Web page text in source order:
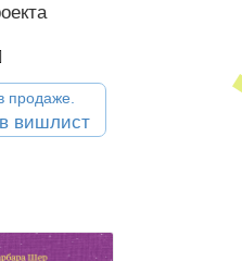
продаже.
вишлист